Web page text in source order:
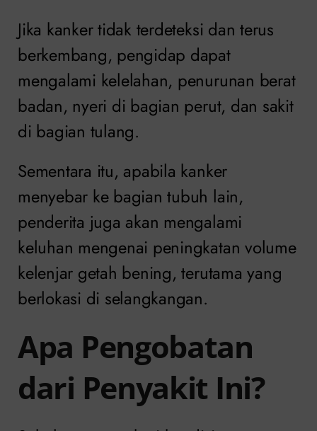
Jika kanker tidak terdeteksi dan terus
berkembang, pengidap dapat
mengalami kelelahan, penurunan berat
badan, nyeri di bagian perut, dan sakit
di bagian tulang.
Sementara itu, apabila kanker
menyebar ke bagian tubuh lain,
penderita juga akan mengalami
keluhan mengenai peningkatan volume
kelenjar getah bening, terutama yang
berlokasi di selangkangan.
Apa Pengobatan
dari Penyakit Ini?